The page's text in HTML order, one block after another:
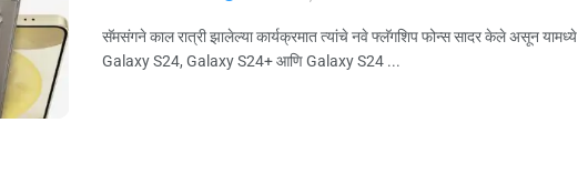
सॅमसंगने काल रात्री झालेल्या कार्यक्रमात त्यांचे नवे फ्लॅगशिप फोन्स सादर केले असून यामध्ये
Galaxy S24, Galaxy S24+ आणि Galaxy S24 ...